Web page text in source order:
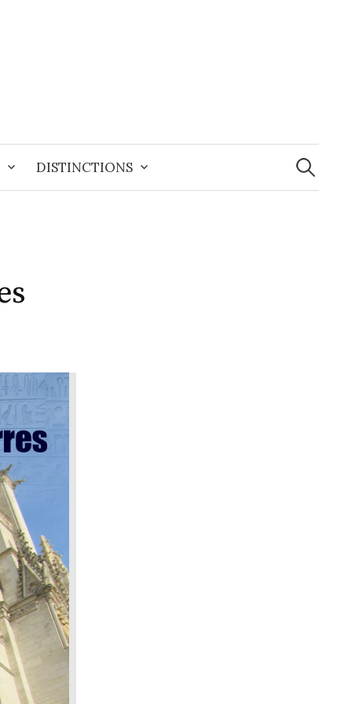
DISTINCTIONS